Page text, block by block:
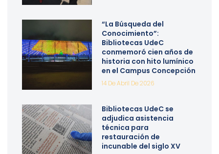
“La Búsqueda del
Conocimiento”:
Bibliotecas UdeC
conmemoró cien años de
historia con hito lumínico
en el Campus Concepción
14 De Abril De 2026
Bibliotecas UdeC se
adjudica asistencia
técnica para
restauración de
incunable del siglo XV